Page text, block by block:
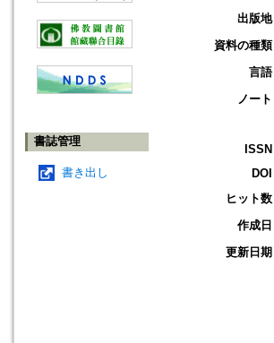
書誌管理
書き出し
出版地
資料の種類
言語
ノート
ISSN
DOI
ヒット数
作成日
更新日期